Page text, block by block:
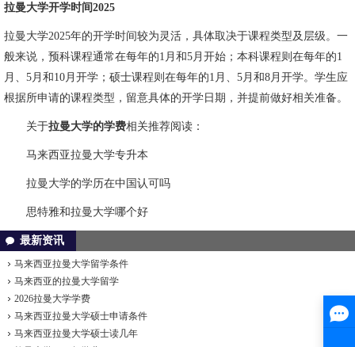
拉曼大学开学时间2025
拉曼大学2025年的开学时间较为灵活，具体取决于课程类型及层级。一
般来说，预科课程通常在每年的1月和5月开始；本科课程则在每年的1
月、5月和10月开学；硕士课程则在每年的1月、5月和8月开学。学生应
根据所申请的课程类型，留意具体的开学日期，并提前做好相关准备。
关于拉曼大学的学费相关推荐阅读：
马来西亚拉曼大学专升本
拉曼大学的学历在中国认可吗
思特雅和拉曼大学哪个好
最新资讯
马来西亚拉曼大学留学条件
马来西亚的拉曼大学留学
2026拉曼大学学费
马来西亚拉曼大学硕士申请条件
马来西亚拉曼大学硕士读几年